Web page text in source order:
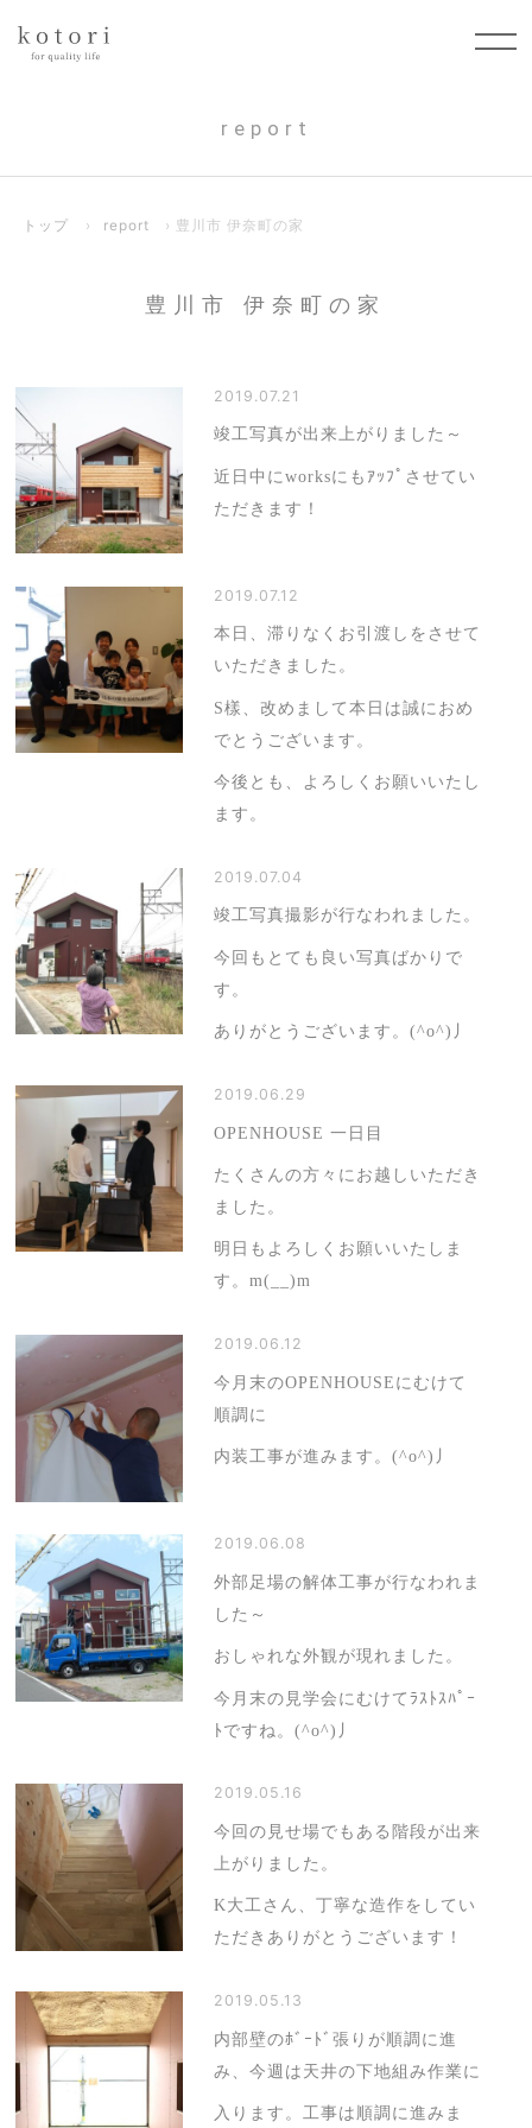
report
トップ › report › 豊川市 伊奈町の家
豊川市 伊奈町の家
2019.07.21
竣工写真が出来上がりました～
近日中にworksにもｱｯﾌﾟさせてい
ただきます！
2019.07.12
本日、滞りなくお引渡しをさせて
いただきました。
S樣、改めまして本日は誠におめ
でとうございます。
今後とも、よろしくお願いいたし
ます。
2019.07.04
竣工写真撮影が行なわれました。
今回もとても良い写真ばかりで
す。
ありがとうございます。(^o^)丿
2019.06.29
OPENHOUSE 一日目
たくさんの方々にお越しいただき
ました。
明日もよろしくお願いいたしま
す。m(__)m
2019.06.12
今月末のOPENHOUSEにむけて
順調に
内装工事が進みます。(^o^)丿
2019.06.08
外部足場の解体工事が行なわれま
した～
おしゃれな外観が現れました。
今月末の見学会にむけてﾗｽﾄｽﾊﾟｰ
ﾄですね。(^o^)丿
2019.05.16
今回の見せ場でもある階段が出来
上がりました。
K大工さん、丁寧な造作をしてい
ただきありがとうございます！
2019.05.13
内部壁のﾎﾞｰﾄﾞ張りが順調に進
み、今週は天井の下地組み作業に
入ります。工事は順調に進みま